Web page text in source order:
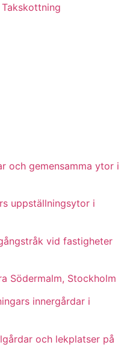
och gemensamma ytor i
uppställningsytor i
vid fastigheter
Södermalm, Stockholm
innergårdar i
och lekplatser på